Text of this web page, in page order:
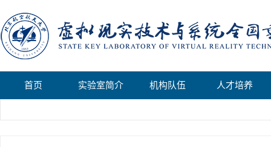
首页 实验室简介 机构队伍 人才培养